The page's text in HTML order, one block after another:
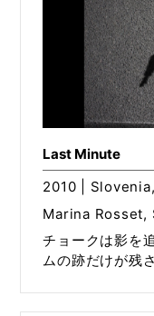
Last Minute
2010 |
Marina Rosset,
チョークは影を
ムの跡だけが残